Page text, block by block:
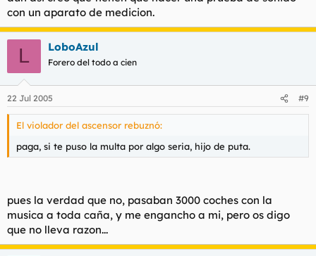
con un aparato de medicion.
L LoboAzul
Forero del todo a cien
22 Jul 2005 #9
El violador del ascensor rebuznó:
paga, si te puso la multa por algo seria, hijo de puta.
pues la verdad que no, pasaban 3000 coches con la
musica a toda caña, y me engancho a mi, pero os digo
que no lleva razon...